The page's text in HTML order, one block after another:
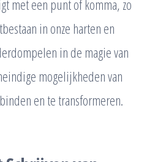
met een punt of komma, zo
in onze harten en
in de magie van
mogelijkheden van
en te transformeren.